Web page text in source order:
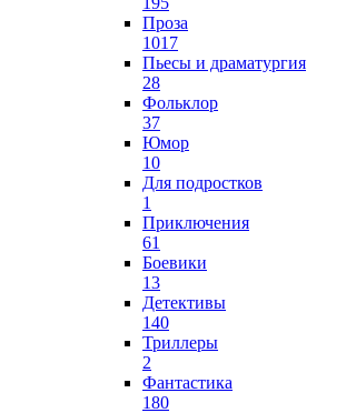
Проза
1017
Пьесы и драматургия
28
Фольклор
37
Юмор
10
Для подростков
1
Приключения
61
Боевики
13
Детективы
140
Триллеры
2
Фантастика
180